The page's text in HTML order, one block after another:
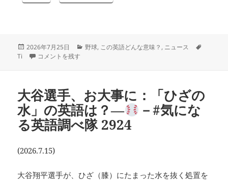
投
稿
2026年7月25日
カ
野球, この英語どんな意味？, ニュース
Ti 佐々木投手関係：tipping って何？－
コメントを残す
大谷選手、お大事に：「ひざの
水」の英語は？―
－#気にな
る英語調べ隊 2924
(2026.7.15)
大谷翔平選手が、ひざ（膝）にたまった水を抜く処置を